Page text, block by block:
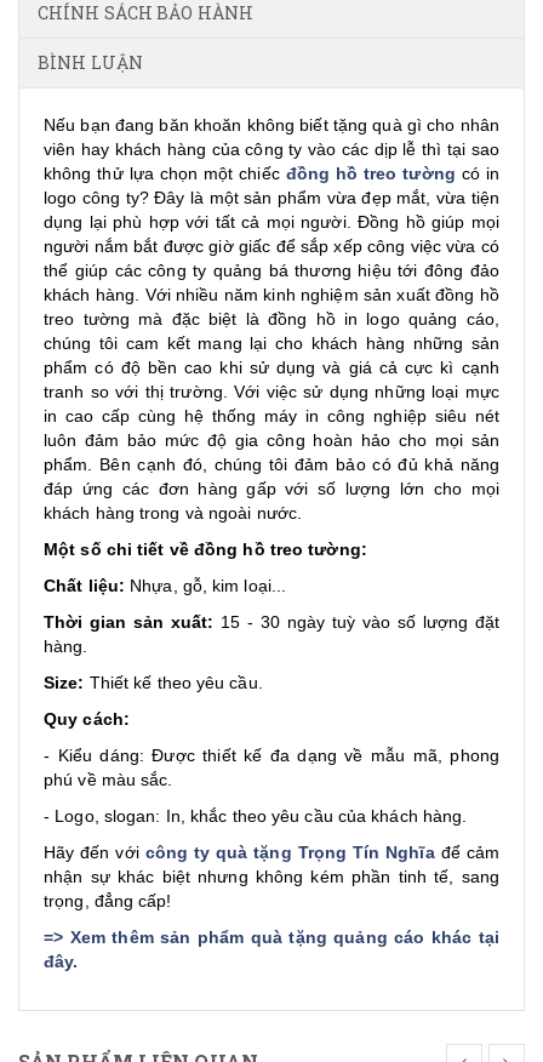
CHÍNH SÁCH BẢO HÀNH
BÌNH LUẬN
Nếu bạn đang băn khoăn không biết tặng quà gì cho nhân
viên hay khách hàng của công ty vào các dịp lễ thì tại sao
không thử lựa chọn một chiếc đồng hồ treo tường có in
logo công ty? Đây là một sản phẩm vừa đẹp mắt, vừa tiện
dụng lại phù hợp với tất cả mọi người. Đồng hồ giúp mọi
người nắm bắt được giờ giấc để sắp xếp công việc vừa có
thể giúp các công ty quảng bá thương hiệu tới đông đảo
khách hàng. Với nhiều năm kinh nghiệm sản xuất đồng hồ
treo tường mà đặc biệt là đồng hồ in logo quảng cáo,
chúng tôi cam kết mang lại cho khách hàng những sản
phẩm có độ bền cao khi sử dụng và giá cả cực kì cạnh
tranh so với thị trường. Với việc sử dụng những loại mực
in cao cấp cùng hệ thống máy in công nghiệp siêu nét
luôn đảm bảo mức độ gia công hoàn hảo cho mọi sản
phẩm. Bên cạnh đó, chúng tôi đảm bảo có đủ khả năng
đáp ứng các đơn hàng gấp với số lượng lớn cho mọi
khách hàng trong và ngoài nước.
Một số chi tiết về đồng hồ treo tường:
Chất liệu: Nhựa, gỗ, kim loại...
Thời gian sản xuất: 15 - 30 ngày tuỳ vào số lượng đặt
hàng.
Size: Thiết kế theo yêu cầu.
Quy cách:
- Kiểu dáng: Được thiết kế đa dạng về mẫu mã, phong
phú về màu sắc.
- Logo, slogan: In, khắc theo yêu cầu của khách hàng.
Hãy đến với công ty quà tặng Trọng Tín Nghĩađể cảm
nhận sự khác biệt nhưng không kém phần tinh tế, sang
trọng, đẳng cấp!
=> Xem thêm sản phẩm quà tặng quảng cáo khác tại
đây.